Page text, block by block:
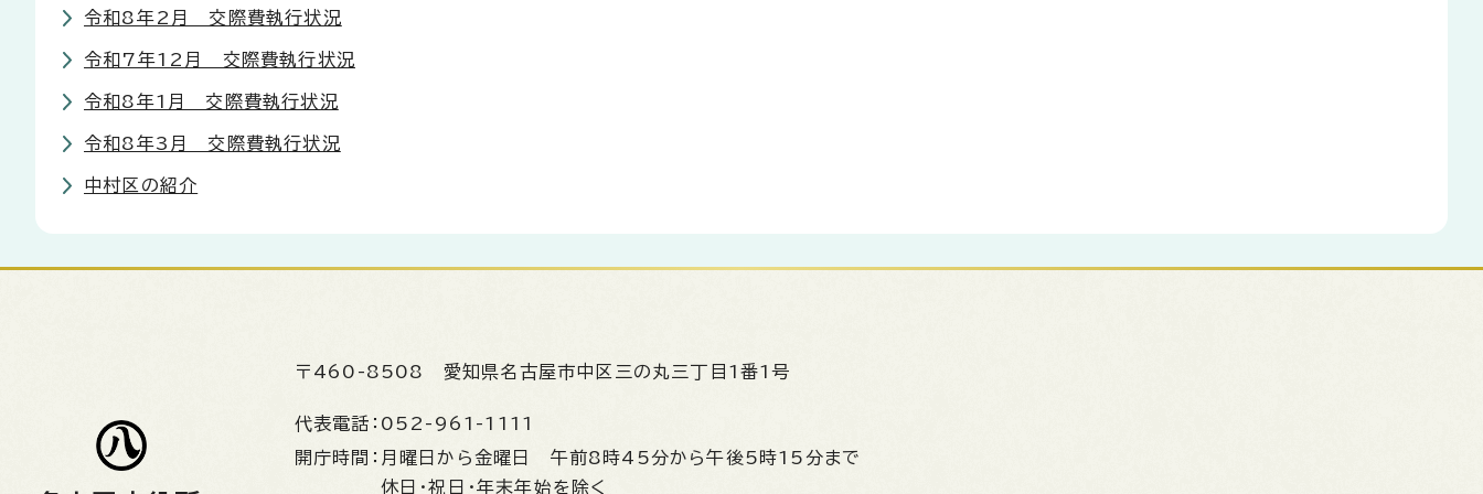
令和8年2月 交際費執行状況
令和7年12月 交際費執行状況
令和8年1月 交際費執行状況
令和8年3月 交際費執行状況
中村区の紹介
〒460-8508 愛知県名古屋市中区三の丸三丁目1番1号
代表電話： 052-961-1111
開庁時間： 月曜日から金曜日 午前8時45分から午後5時15分まで
休日・祝日・年末年始を除く